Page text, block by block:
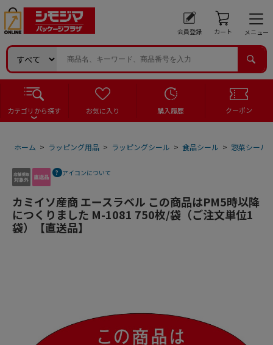
会員登録 カート メニュー
カテゴリから探す お気に入り 購入履歴 クーポン
ホーム > ラッピング用品 > ラッピングシール > 食品シール > 惣菜シール
アイコンについて
カミイソ産商 エースラベル この商品はPM5時以降
につくりました M-1081 750枚/袋（ご注文単位1
袋）【直送品】